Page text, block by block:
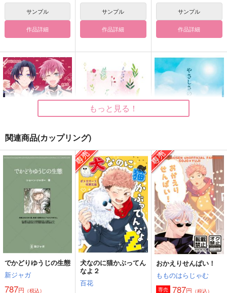
サンプル
作品詳細
サンプル
作品詳細
サンプル
作品詳細
逆説ハニー
円（税込）
すぷれあ
作品詳細
見てるこっちがじれっ
たい！
一休み
755円 （税込）
アルハイゼン×カーヴェ
サンプル
作品詳細
やさしさの、その先に
テンペスト
787円（税込）
流川楓×三井寿
サンプル
作品詳細
もっと見る！
関連商品(カップリング)
でかどりゆうじの生態
新ジャガ
787円 （税込）
犬なのに猫かぶってん
なよ２
百花
おかえりせんぱい！
もものはらじゃむ
専売 787円 （税込）